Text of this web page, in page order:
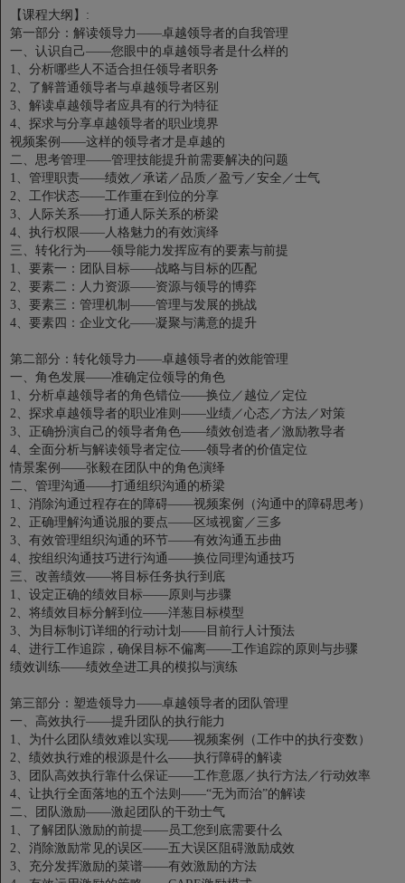
【课程大纲】:
第一部分：解读领导力——卓越领导者的自我管理
一、认识自己——您眼中的卓越领导者是什么样的
1、分析哪些人不适合担任领导者职务
2、了解普通领导者与卓越领导者区别
3、解读卓越领导者应具有的行为特征
4、探求与分享卓越领导者的职业境界
视频案例——这样的领导者才是卓越的
二、思考管理——管理技能提升前需要解决的问题
1、管理职责——绩效／承诺／品质／盈亏／安全／士气
2、工作状态——工作重在到位的分享
3、人际关系——打通人际关系的桥梁
4、执行权限——人格魅力的有效演绎
三、转化行为——领导能力发挥应有的要素与前提
1、要素一：团队目标——战略与目标的匹配
2、要素二：人力资源——资源与领导的博弈
3、要素三：管理机制——管理与发展的挑战
4、要素四：企业文化——凝聚与满意的提升
第二部分：转化领导力——卓越领导者的效能管理
一、角色发展——准确定位领导的角色
1、分析卓越领导者的角色错位——换位／越位／定位
2、探求卓越领导者的职业准则——业绩／心态／方法／对策
3、正确扮演自己的领导者角色——绩效创造者／激励教导者
4、全面分析与解读领导者定位——领导者的价值定位
情景案例——张毅在团队中的角色演绎
二、管理沟通——打通组织沟通的桥梁
1、消除沟通过程存在的障碍——视频案例（沟通中的障碍思考）
2、正确理解沟通说服的要点——区域视窗／三多
3、有效管理组织沟通的环节——有效沟通五步曲
4、按组织沟通技巧进行沟通——换位同理沟通技巧
三、改善绩效——将目标任务执行到底
1、设定正确的绩效目标——原则与步骤
2、将绩效目标分解到位——洋葱目标模型
3、为目标制订详细的行动计划——目前行人计预法
4、进行工作追踪，确保目标不偏离——工作追踪的原则与步骤
绩效训练——绩效垒进工具的模拟与演练
第三部分：塑造领导力——卓越领导者的团队管理
一、高效执行——提升团队的执行能力
1、为什么团队绩效难以实现——视频案例（工作中的执行变数）
2、绩效执行难的根源是什么——执行障碍的解读
3、团队高效执行靠什么保证——工作意愿／执行方法／行动效率
4、让执行全面落地的五个法则——“无为而治”的解读
二、团队激励——激起团队的干劲士气
1、了解团队激励的前提——员工您到底需要什么
2、消除激励常见的误区——五大误区阻碍激励成效
3、充分发挥激励的菜谱——有效激励的方法